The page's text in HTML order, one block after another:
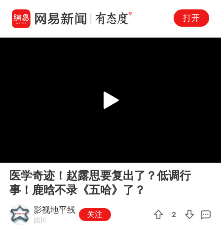
打开
Play
医学奇迹！赵露思要复出了？低调行
事！鹿晗不录《五哈》了？
影视地平线
四川
关注 2